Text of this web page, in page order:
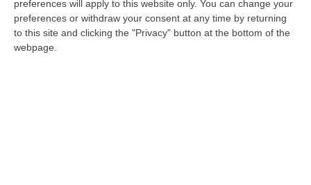
preferences will apply to this website only. You can change your
preferences or withdraw your consent at any time by returning
to this site and clicking the "Privacy" button at the bottom of the
webpage.
“FABRIZIA Nell’attività di contrasto al bracconaggio, i Carabinieri della
Stazione di Fabrizia, con il supporto dello Squadrone Eliportato “…
07 Agosto, 15:04